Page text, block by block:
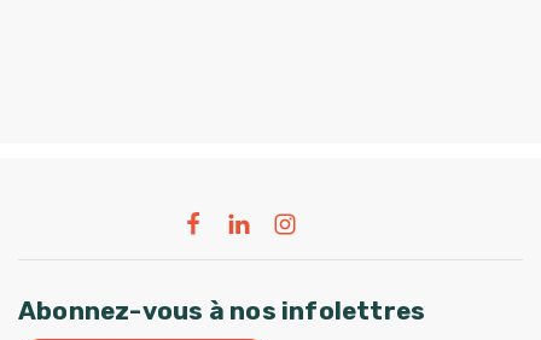
Abonnez-vous à nos infolettres